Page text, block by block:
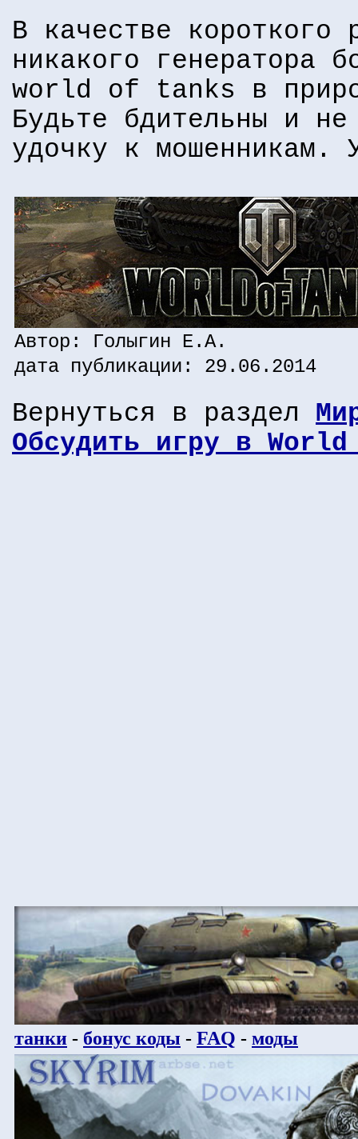
В качестве короткого
никакого генератора
world of tanks в
Будьте бдительны и
удочку к мошенникам.
Автор: Голыгин Е.А.
дата публикации: 29.06.2014
Вернуться в раздел
Обсудить игру в
танки - бонус коды - FAQ - моды